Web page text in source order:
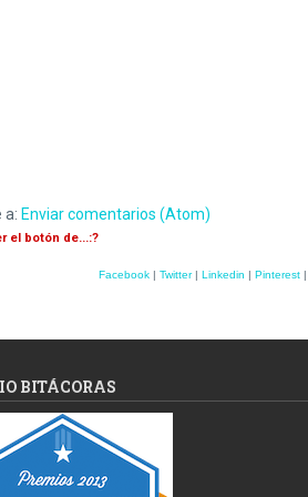
a: Enviar comentarios (Atom)
el botón de...:?
Facebook | Twitter | Linkedin | Pinterest |
BITÁCORAS